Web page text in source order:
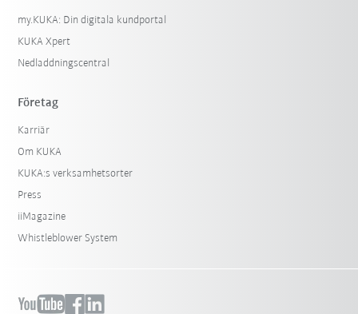
my.KUKA: Din digitala kundportal
KUKA Xpert
Nedladdningscentral
Företag
Karriär
Om KUKA
KUKA:s verksamhetsorter
Press
iiMagazine
Whistleblower System